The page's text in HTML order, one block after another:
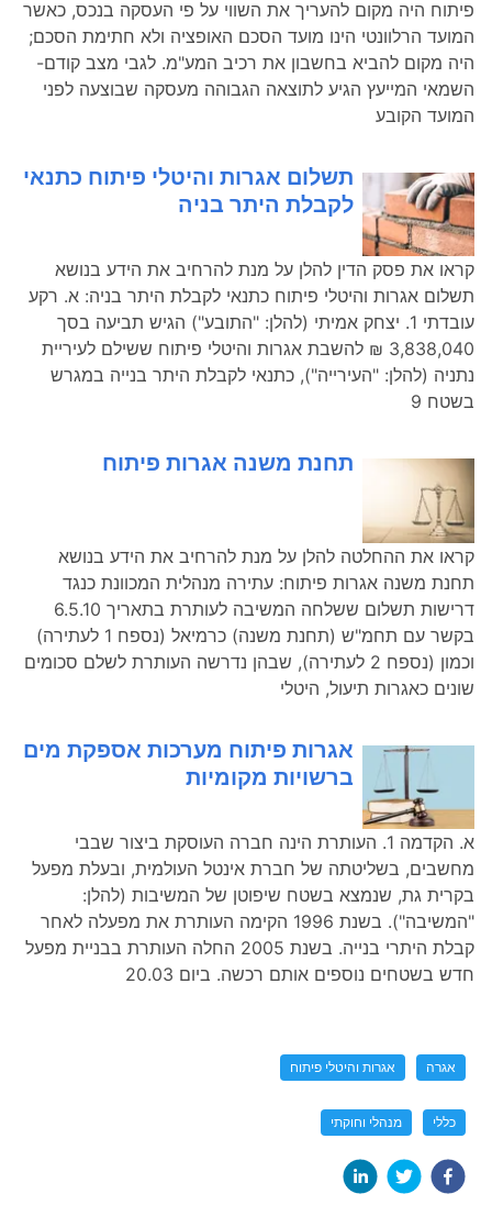
פיתוח היה מקום להעריך את השווי על פי העסקה בנכס, כאשר
המועד הרלוונטי הינו מועד הסכם האופציה ולא חתימת הסכם;
היה מקום להביא בחשבון את רכיב המע"מ. לגבי מצב קודם-
השמאי המייעץ הגיע לתוצאה הגבוהה מעסקה שבוצעה לפני
המועד הקובע
תשלום אגרות והיטלי פיתוח כתנאי
לקבלת היתר בניה
קראו את פסק הדין להלן על מנת להרחיב את הידע בנושא
תשלום אגרות והיטלי פיתוח כתנאי לקבלת היתר בניה: א. רקע
עובדתי 1. יצחק אמיתי (להלן: "התובע") הגיש תביעה בסך
3,838,040 ₪ להשבת אגרות והיטלי פיתוח ששילם לעיריית
נתניה (להלן: "העירייה"), כתנאי לקבלת היתר בנייה במגרש
בשטח 9
תחנת משנה אגרות פיתוח
קראו את ההחלטה להלן על מנת להרחיב את הידע בנושא
תחנת משנה אגרות פיתוח: עתירה מנהלית המכוונת כנגד
דרישות תשלום ששלחה המשיבה לעותרת בתאריך 6.5.10
בקשר עם תחמ"ש (תחנת משנה) כרמיאל (נספח 1 לעתירה)
וכמון (נספח 2 לעתירה), שבהן נדרשה העותרת לשלם סכומים
שונים כאגרות תיעול, היטלי
אגרות פיתוח מערכות אספקת מים
ברשויות מקומיות
א. הקדמה 1. העותרת הינה חברה העוסקת ביצור שבבי
מחשבים, בשליטתה של חברת אינטל העולמית, ובעלת מפעל
בקרית גת, שנמצא בשטח שיפוטן של המשיבות (להלן:
"המשיבה"). בשנת 1996 הקימה העותרת את מפעלה לאחר
קבלת היתרי בנייה. בשנת 2005 החלה העותרת בבניית מפעל
חדש בשטחים נוספים אותם רכשה. ביום 20.03
אגרה אגרות והיטלי פיתוח
כללי מנהלי וחוקתי